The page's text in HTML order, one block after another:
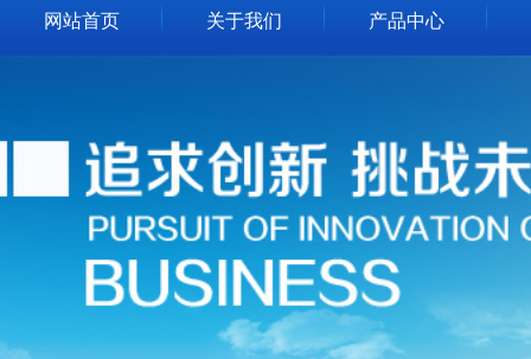
网站首页 关于我们
人才招聘
联系我们
产品中心
模具架
流水线
重型货架
悬臂式货架
展示架
昆山